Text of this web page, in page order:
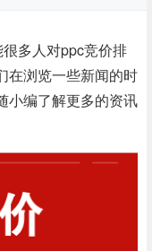
多人对ppc竞价排
在浏览一些新闻的时
小编了解更多的资讯